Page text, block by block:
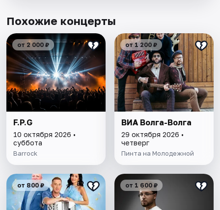
Похожие концерты
от 2 000 ₽
F.P.G
10 октября 2026 •
суббота
Barrock
от 1 200 ₽
ВИА Волга-Волга
29 октября 2026 •
четверг
Пинта на Молодежной
от 800 ₽ от 1 600 ₽